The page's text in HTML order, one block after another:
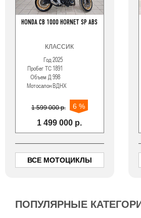
HONDA CB 1000 HORNET SP ABS
КЛАССИК
Год2025
Пробег ТС1891
Объем Д998
МотосалонВДНХ
1 599 000 р. 6 %
1 499 000 р.
ВСЕ МОТОЦИКЛЫ
ПОПУЛЯРНЫЕ